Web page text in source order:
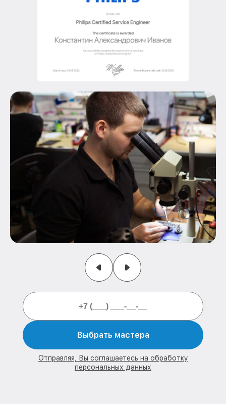
Выбрать мастера
Отправляя, Вы соглашаетесь на обработку
персональных данных